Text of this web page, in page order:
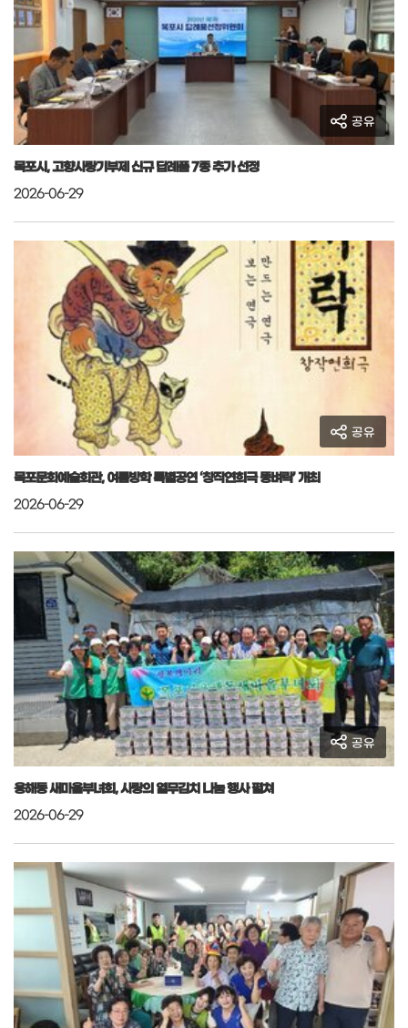
공유
목포시, 고향사랑기부제 신규 답례품 7종 추가 선정
2026-06-29
공유
목포문화예술회관, 여름방학 특별공연 ‘창작연희극 똥벼락’ 개최
2026-06-29
공유
용해동 새마을부녀회, 사랑의 열무김치 나눔 행사 펼쳐
2026-06-29